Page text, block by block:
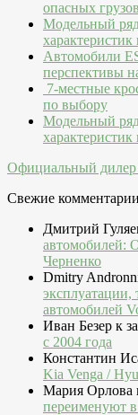
опасных грузов
Модельный
характеристик
Автомобили
перспективы
7-местные
по выбору
Модельный
характеристик
Официальный дилер
Свежие комментарии
Дмитрий
автомобилей:
Черненко
Dmitry
автомобилей
Иван Безер к
c 2004 года
Константин
Kia Venga /
Мария Орлова
переименуют